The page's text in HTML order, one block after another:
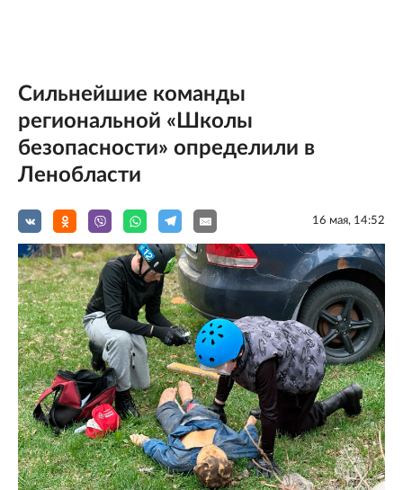
Сильнейшие команды
региональной «Школы
безопасности» определили в
Ленобласти
16 мая, 14:52